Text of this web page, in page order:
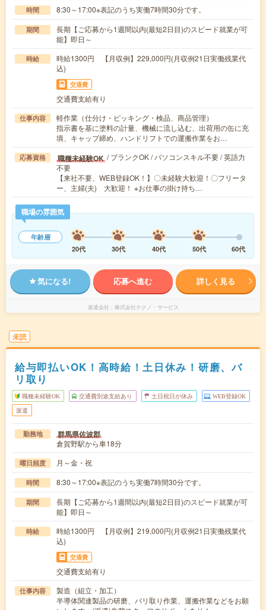
時間 8:30～17:00※表記のうち実働7時間30分です。
期間
長期【ご応募から1週間以内(最短2日目)のスピード就業が可
能】即日～
時給
時給1300円 【月収例】229,000円(月収例21日実働残業代
込)
交通費
交通費支給有り
仕事内容
軽作業（仕分け・ピッキング・検品、商品管理）
指示書を基に塗料の計量、機械に流し込む、出荷用の缶に充
填、キャップ締め、ハンドリフトでの運搬作業をお…
応募資格 職種未経験OK / ブランクOK / パソコンスキル不要 / 英語力
不要
【来社不要、WEB登録OK！】〇未経験大歓迎！〇フリータ
ー、主婦(夫) 大歓迎！ ※お仕事の掛け持ち…
職場の雰囲気
年齢層
20代
30代 40代 50代 60代
気になる! 応募へ進む 詳しく見る
派遣会社 株式会社テクノ・サービス
未読
給与即払いOK！高時給！土日休み！研磨、バ
リ取り
職種未経験OK 交通費別途支給あり 土日祝日が休み WEB登録OK
派遣
勤務地 群馬県佐波郡
倉賀野駅から車18分
曜日頻度 月～金・祝
時間 8:30～17:00※表記のうち実働7時間30分です。
期間
長期【ご応募から1週間以内(最短2日目)のスピード就業が可
能】即日～
時給
時給1300円 【月収例】219,000円(月収例21日実働残業代
込)
交通費
交通費支給有り
仕事内容
製造（組立・加工）
半導体関連製品の研磨、バリ取り作業、運搬作業などをお願